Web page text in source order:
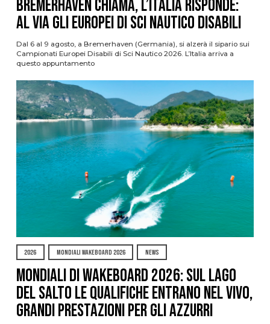
Bremerhaven chiama, l’Italia risponde:
al via gli Europei di Sci Nautico Disabili
Dal 6 al 9 agosto, a Bremerhaven (Germania), si alzerà il sipario sui
Campionati Europei Disabili di Sci Nautico 2026. L’Italia arriva a
questo appuntamento
2026 MONDIALI WAKEBOARD 2026 NEWS
Mondiali di Wakeboard 2026: sul Lago
del Salto le qualifiche entrano nel vivo,
grandi prestazioni per gli azzurri